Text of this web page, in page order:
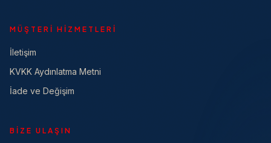
MÜŞTERI HIZMETLERI
İletişim
KVKK Aydınlatma Metni
İade ve Değişim
BIZE ULAŞIN